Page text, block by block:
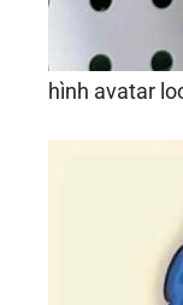
hình avatar